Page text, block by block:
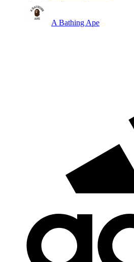
A Bathing Ape